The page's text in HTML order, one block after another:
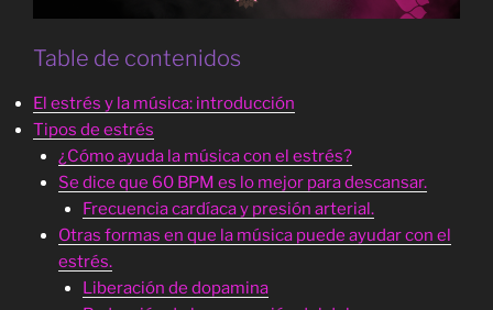
Table de contenidos
El estrés y la música: introducción
Tipos de estrés
¿Cómo ayuda la música con el estrés?
Se dice que 60 BPM es lo mejor para descansar.
Frecuencia cardíaca y presión arterial.
Otras formas en que la música puede ayudar con el
estrés.
Liberación de dopamina